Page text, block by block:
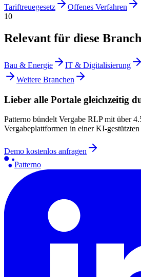
Tariftreuegesetz
Offenes Verfahren
10
Relevant für diese
Bau & Energie IT & Digitalisierung
Weitere Branchen
Lieber alle Portale gleichzeitig
Patterno bündelt Vergabe RLP mit über
Vergabeplattformen in einer KI-gestützten
Demo kostenlos anfragen
Patterno